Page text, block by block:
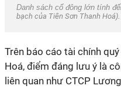
Danh sách cổ đông lớn tính
bạch của Tiên Sơn Thanh Hoá).
Trên báo cáo tài chính
Hoá, điểm đáng lưu ý là
liên quan như CTCP